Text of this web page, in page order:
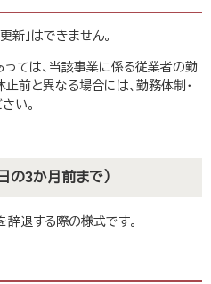
新」はできません。
ては、当該事業に係る従業者の勤
前と異なる場合には、勤務体制・
い。
3か月前まで）
退する際の様式です。